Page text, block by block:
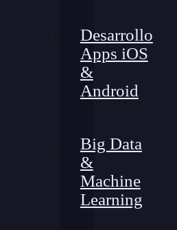
Desarrollo
Apps iOS
&
Android
Big Data
&
Machine
Learning